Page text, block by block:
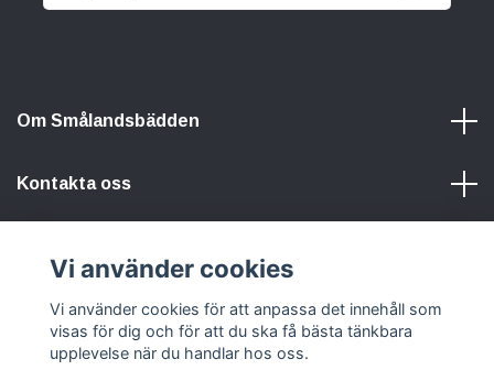
Om Smålandsbädden
Kontakta oss
Sociala medier
Vi använder cookies
Vi använder cookies för att anpassa det innehåll som
visas för dig och för att du ska få bästa tänkbara
upplevelse när du handlar hos oss.